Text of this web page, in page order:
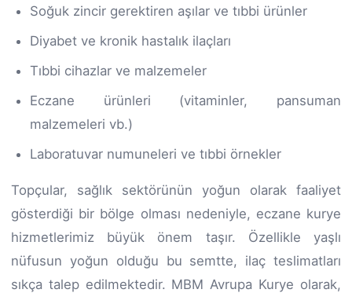
Soğuk zincir gerektiren aşılar ve tıbbi ürünler
Diyabet ve kronik hastalık ilaçları
Tıbbi cihazlar ve malzemeler
Eczane ürünleri (vitaminler, pansuman
malzemeleri vb.)
Laboratuvar numuneleri ve tıbbi örnekler
Topçular, sağlık sektörünün yoğun olarak faaliyet
gösterdiği bir bölge olması nedeniyle, eczane kurye
hizmetlerimiz büyük önem taşır. Özellikle yaşlı
nüfusun yoğun olduğu bu semtte, ilaç teslimatları
sıkça talep edilmektedir. MBM Avrupa Kurye olarak,